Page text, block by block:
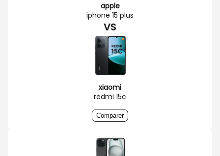
apple
iphone 15 plus
VS
xiaomi
redmi 15c
Comparer